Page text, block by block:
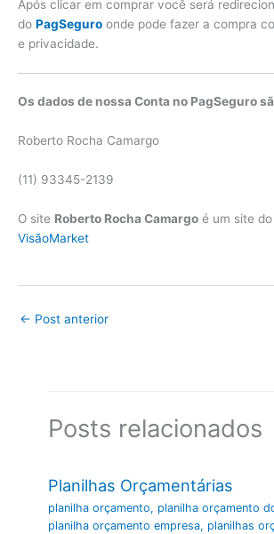
Após clicar em comprar você será
do PagSeguro onde pode fazer a compra
e privacidade.
Os dados de nossa Conta no PagSeguro
Roberto Rocha Camargo
(11) 93345-2139
O site Roberto Rocha Camargo é um site do
VisãoMarket
← Post anterior
Posts relacionados
Planilhas Orçamentárias
planilha orçamento, planilha orçamento
planilha orçamento empresa, planilhas